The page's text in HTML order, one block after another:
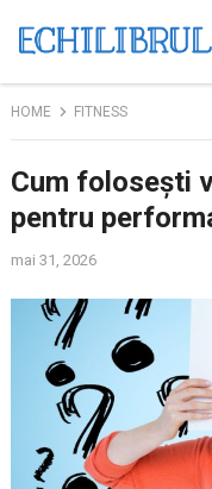
HOME FITNESS
Cum folosești
pentru
mai 31, 2026